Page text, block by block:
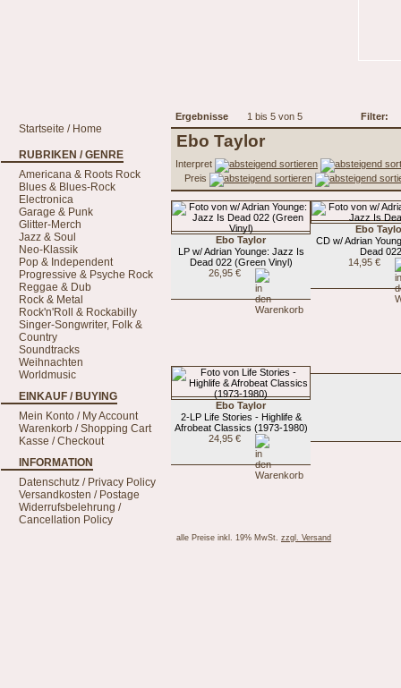
Ergebnisse 1 bis 5 von 5 Filter:
Startseite / Home
RUBRIKEN / GENRE
Americana & Roots Rock
Blues & Blues-Rock
Electronica
Garage & Punk
Glitter-Merch
Jazz & Soul
Neo-Klassik
Pop & Independent
Progressive & Psyche Rock
Reggae & Dub
Rock & Metal
Rock'n'Roll & Rockabilly
Singer-Songwriter, Folk &
Country
Soundtracks
Weihnachten
Worldmusic
EINKAUF / BUYING
Mein Konto / My Account
Warenkorb / Shopping Cart
Kasse / Checkout
INFORMATION
Datenschutz / Privacy Policy
Versandkosten / Postage
Widerrufsbelehrung /
Cancellation Policy
Ebo Taylor
Interpret
Preis
Ebo Taylor
LP w/ Adrian Younge: Jazz Is
Dead 022 (Green Vinyl)
26,95 €
Ebo
CD w/ Adrian
Dead 022
14,95 €
Ebo Taylor
2-LP Life Stories - Highlife &
Afrobeat Classics (1973-1980)
24,95 €
alle Preise inkl. 19% MwSt. zzgl. Versand